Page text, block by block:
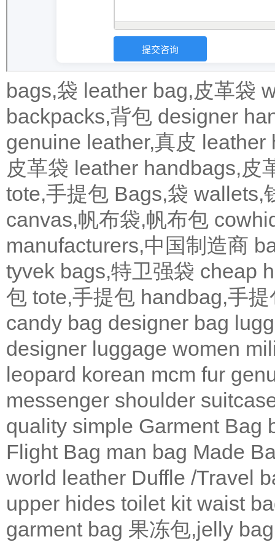
bags,袋 leather bag,皮革袋
backpacks,背包 designer
genuine leather,真皮 leather
皮革袋 leather handbags,皮
tote,手提包 Bags,袋 wallets,
canvas,帆布袋,帆布包
manufacturers,中国制造商
tyvek bags,特卫强袋 cheap
包 tote,手提包 handbag,手提
candy bag designer bag
designer luggage women
leopard korean mcm fur
messenger shoulder
quality simple Garment Bag
Flight Bag man bag Made
world leather Duffle /Travel
upper hides toilet kit waist
garment bag 果冻包,jelly bag